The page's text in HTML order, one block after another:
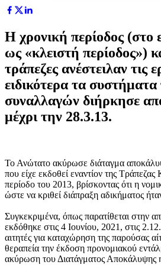
Η χρονική περίοδος (στο
ως «κλειστή περίοδος»)
τράπεζες ανέστειλαν τις
ειδικότερα τα
συναλλαγών διήρκησε
μέχρι την 28.3.13.
Το Ανώτατο ακύρωσε διάταγμα
που είχε εκδοθεί εναντίον της
περίοδο του 2013, βρίσκοντας ότι η
ώστε να κριθεί διάπραξη αδικήματος
Συγκεκριμένα, όπως παρατίθεται στην
εκδόθηκε στις 4 Ιουνίου, 2021, στις
αιτητές για καταχώρηση της παρούσας
θεραπεία την έκδοση προνομιακού
ακύρωση του Διατάγματος Αποκάλυψης